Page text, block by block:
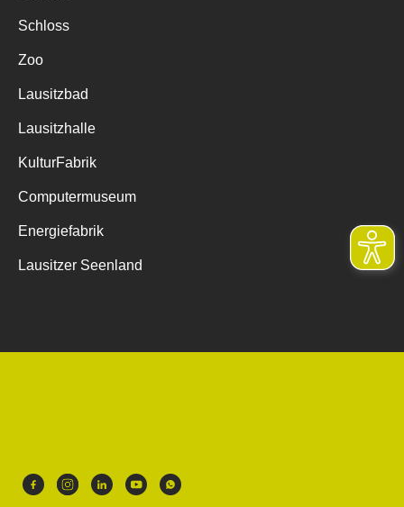
Schloss
Zoo
Lausitzbad
Lausitzhalle
KulturFabrik
Computermuseum
Energiefabrik
Lausitzer Seenland